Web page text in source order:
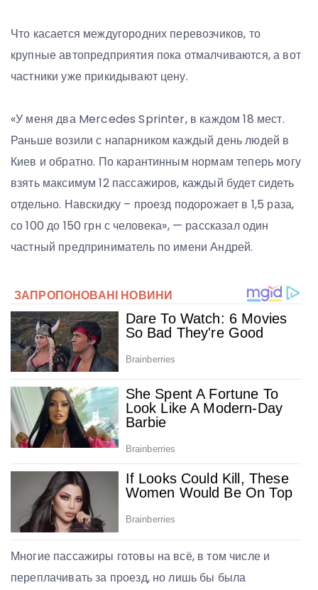
Что касается междугородних перевозчиков, то
крупные автопредприятия пока отмалчиваются, а вот
частники уже прикидывают цену.
«У меня два Mercedes Sprinter, в каждом 18 мест.
Раньше возили с напарником каждый день людей в
Киев и обратно. По карантинным нормам теперь могу
взять максимум 12 пассажиров, каждый будет сидеть
отдельно. Навскидку – проезд подорожает в 1,5 раза,
со 100 до 150 грн с человека», — рассказал один
частный предприниматель по имени Андрей.
Многие пассажиры готовы на всё, в том числе и
переплачивать за проезд, но лишь бы была